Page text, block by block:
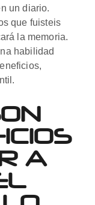
un diario.
que fuisteis
la memoria.
habilidad
A